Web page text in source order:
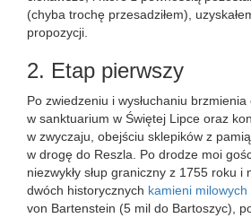
(chyba trochę przesadziłem),
propozycji.
2. Etap pierwszy
Po zwiedzeniu i wysłuchaniu
w sanktuarium w Świętej Lipce oraz
w zwyczaju, obejściu sklepików z
w drogę do Reszla. Po drodze moi
niezwykły słup graniczny z 1755 roku
dwóch historycznych kamieni milowych
von Bartenstein (5 mil do Bartoszyc),